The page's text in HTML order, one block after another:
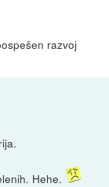
razvoj
Hehe.